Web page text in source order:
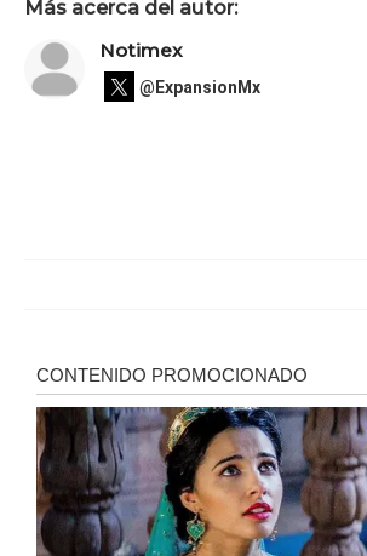
Más acerca del autor:
Notimex
@ExpansionMx